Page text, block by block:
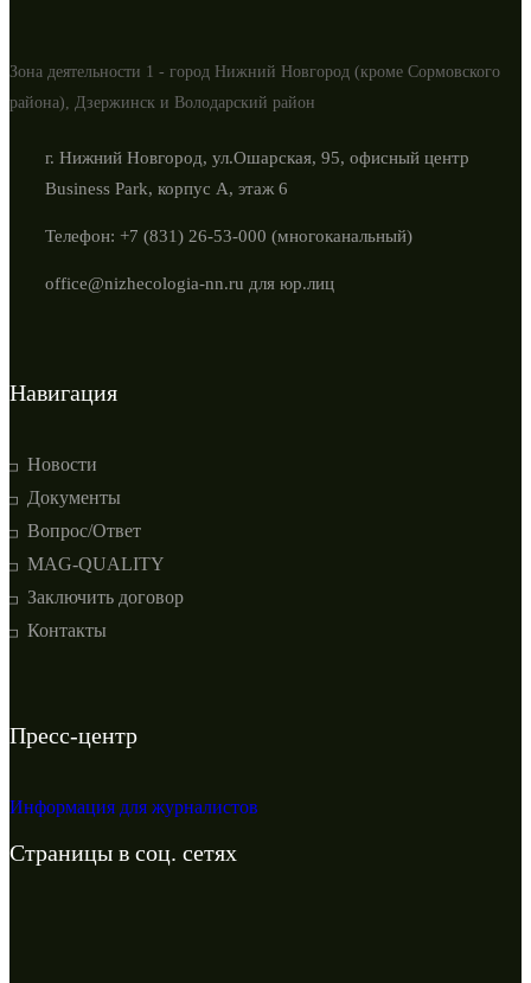
Зона деятельности 1 - город Нижний Новгород (кроме Сормовского
района), Дзержинск и Володарский район
г. Нижний Новгород, ул.Ошарская, 95, офисный центр
Business Park, корпус А, этаж 6
Телефон: +7 (831) 26-53-000 (многоканальный)
office@nizhecologia-nn.ru для юр.лиц
Навигация
Новости
Документы
Вопрос/Ответ
MAG-QUALITY
Заключить договор
Контакты
Пресс-центр
Информация для журналистов
Cтраницы в соц. сетях